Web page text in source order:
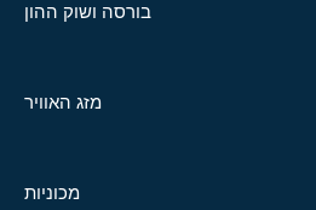
בורסה ושוק ההון
מזג האוויר
מכוניות